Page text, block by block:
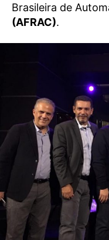
Brasileira de
(AFRAC).